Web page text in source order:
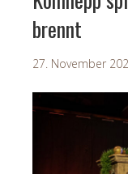
brennt
27. November